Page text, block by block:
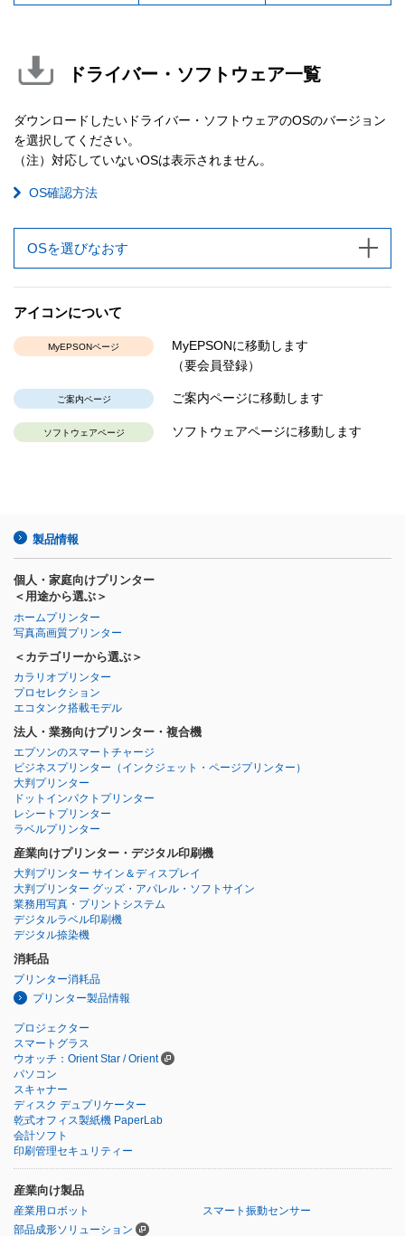
ドライバー・ソフトウェア一覧
ダウンロードしたいドライバー・ソフトウェアのOSのバージョン
を選択してください。
（注）対応していないOSは表示されません。
OS確認方法
OSを選びなおす
アイコンについて
MyEPSONページ
MyEPSONに移動します
（要会員登録）
ご案内ページ ご案内ページに移動します
ソフトウェアページ ソフトウェアページに移動します
製品情報
個人・家庭向けプリンター
＜用途から選ぶ＞
ホームプリンター
写真高画質プリンター
＜カテゴリーから選ぶ＞
カラリオプリンター
プロセレクション
エコタンク搭載モデル
法人・業務向けプリンター・複合機
エプソンのスマートチャージ
ビジネスプリンター （インクジェット・ページプリンター）
大判プリンター
ドットインパクトプリンター
レシートプリンター
ラベルプリンター
産業向けプリンター・デジタル印刷機
大判プリンター サイン＆ディスプレイ
大判プリンター グッズ・アパレル・ソフトサイン
業務用写真・プリントシステム
デジタルラベル印刷機
デジタル捺染機
消耗品
プリンター消耗品
プリンター製品情報
プロジェクター
スマートグラス
ウオッチ：Orient Star / Orient
パソコン
スキャナー
ディスク デュプリケーター
乾式オフィス製紙機 PaperLab
会計ソフト
印刷管理セキュリティー
産業向け製品
産業用ロボット
スマート振動センサー
部品成形ソリューション